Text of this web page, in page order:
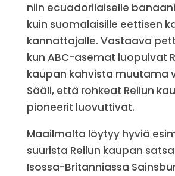
niin ecuadorilaiselle
kuin suomalaisille eettisen
kannattajalle. Vastaava
kun ABC-asemat luopuivat
kaupan kahvista muutama
Sääli, että rohkeat Reilun
pioneerit luovuttivat.
Maailmalta löytyy hyviä
suurista Reilun kaupan
Isossa-Britanniassa